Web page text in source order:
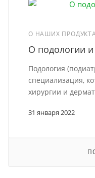
О НАШИХ
31 января 2022
О подологии
Подология
специализация,
хирургии и